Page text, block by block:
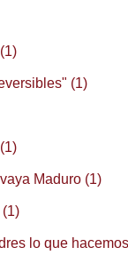
(1)
Maduro (1)
lo que